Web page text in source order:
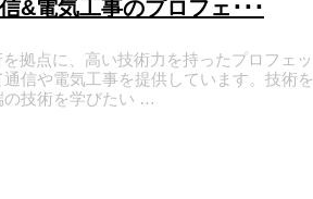
&電気工事のプロフェ･･･
拠点に、高い技術力を持ったプロフェッ
信や電気工事を提供しています。技術を
の技術を学びたい …